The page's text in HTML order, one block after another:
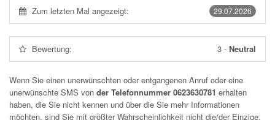
29.07.2026
Zum letzten Mal angezeigt:
Bewertung: 3 - Neutral
Wenn Sie einen unerwünschten oder entgangenen Anruf oder eine
unerwünschte SMS von der Telefonnummer 0623630781 erhalten
haben, die Sie nicht kennen und über die Sie mehr Informationen
möchten, sind Sie mit größter Wahrscheinlichkeit nicht die/der Einzige.